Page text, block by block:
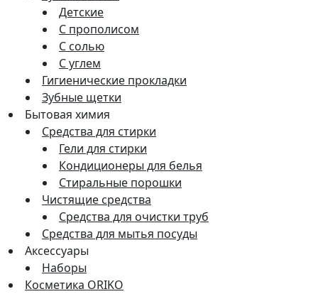
Детские
С прополисом
С солью
С углем
Гигиенические прокладки
Зубные щетки
Бытовая химия
Средства для стирки
Гели для стирки
Кондиционеры для белья
Стиральные порошки
Чистящие средства
Средства для очистки труб
Средства для мытья посуды
Аксессуары
Наборы
Косметика ORIKO